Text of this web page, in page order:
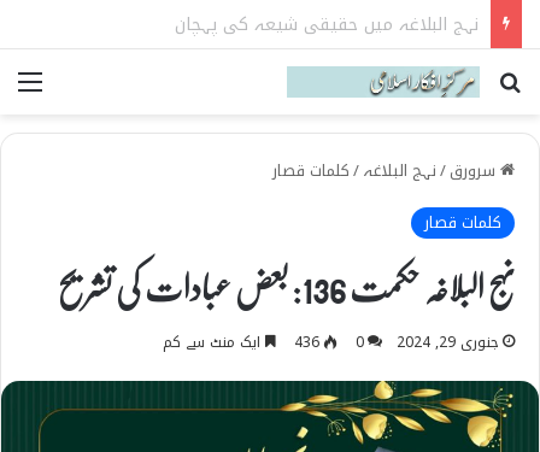
تربیت اولاد کے بنیادی اصول نہج البلاغہ کی روشنی میں
Search for
سرورق/نہج البلاغہ/کلمات قصار
کلمات قصار
نہج البلاغہ حکمت 136: بعض عبادات کی تشریح
جنوری 29, 2024 0
436 ایک منٹ سے کم